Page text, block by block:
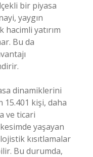
bir piyasa
yaygın
yatırım
Bu da
dinamiklerini
15.401 kişi, daha
ve ticari
yaşayan
kısıtlamalar
Bu durumda,